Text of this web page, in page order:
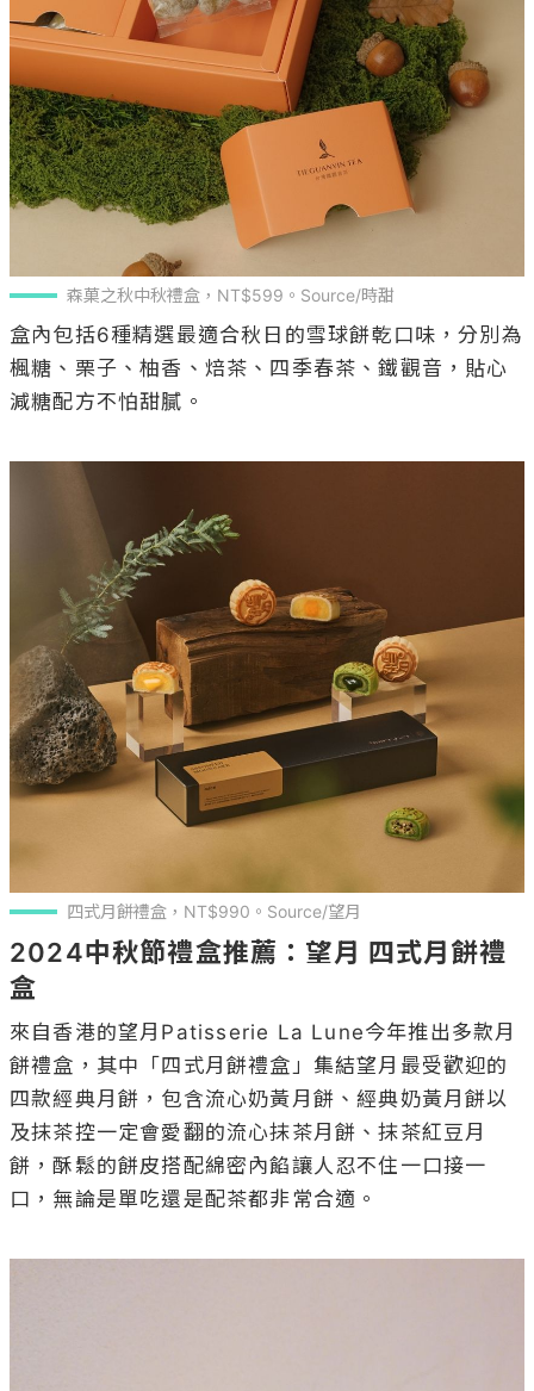
森菓之秋中秋禮盒，NT$599。Source/時甜
盒內包括6種精選最適合秋日的雪球餅乾口味，分別為
楓糖、栗子、柚香、焙茶、四季春茶、鐵觀音，貼心
減糖配方不怕甜膩。
四式月餅禮盒，NT$990。Source/望月
2024中秋節禮盒推薦：望月 四式月餅禮
盒
來自香港的望月Patisserie La Lune今年推出多款月
餅禮盒，其中「四式月餅禮盒」集結望月最受歡迎的
四款經典月餅，包含流心奶黃月餅、經典奶黃月餅以
及抹茶控一定會愛翻的流心抹茶月餅、抹茶紅豆月
餅，酥鬆的餅皮搭配綿密內餡讓人忍不住一口接一
口，無論是單吃還是配茶都非常合適。